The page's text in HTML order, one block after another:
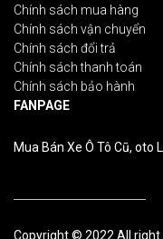
Chính sách mua hàng
Chính sách vận chuyển
Chính sách đổi trả
Chính sách thanh toán
Chính sách bảo hành
FANPAGE
Mua Bán Xe Ô Tô Cũ, oto
Copyright © 2022 All right